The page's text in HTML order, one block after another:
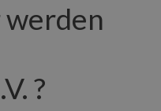
?